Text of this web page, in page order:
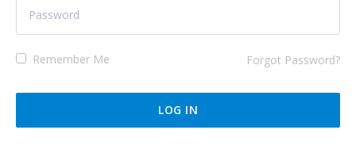
Remember Me Forgot Password?